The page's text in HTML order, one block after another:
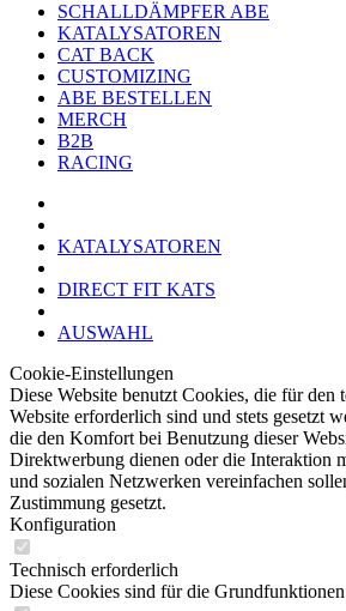
SCHALLDÄMPFER ABE
KATALYSATOREN
CAT BACK
CUSTOMIZING
ABE BESTELLEN
MERCH
B2B
RACING
KATALYSATOREN
DIRECT FIT KATS
AUSWAHL
Cookie-Einstellungen
Diese Website benutzt Cookies, die für den
Website erforderlich sind und stets gesetzt
die den Komfort bei Benutzung dieser
Direktwerbung dienen oder die Interaktion
und sozialen Netzwerken vereinfachen
Zustimmung gesetzt.
Konfiguration
Technisch erforderlich
Diese Cookies sind für die